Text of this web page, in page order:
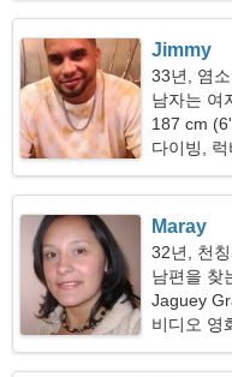
Jimmy
33년, 염
남자는 여
187 cm
다이빙, 럭
Maray
32년, 천
남편을 찾
Jaguey
비디오 영